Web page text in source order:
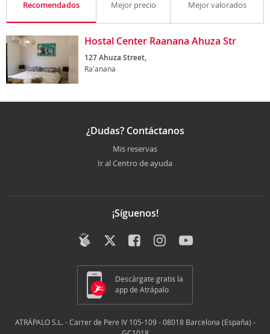
Recomendados Mejor precio Mejor valorados
Hostal Center Raanana Ahuza Str
127 Ahuza Street,
Ra'anana
¿Dudas? Contáctanos
Mis reservas
Ir al Centro de ayuda
¡Síguenos!
Descárgate gratis la
app de Atrápalo
ATRÁPALO S.L. - Carrer de Pere IV 105-109 - 08018 Barcelona (España) -